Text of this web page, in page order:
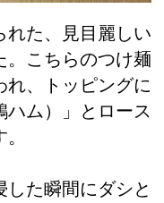
れた、見目麗しい
。こちらのつけ麺
れ、トッピングに
ハム）」とロース
た瞬間にダシと